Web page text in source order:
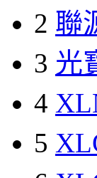
2 聯
3 光
4
5